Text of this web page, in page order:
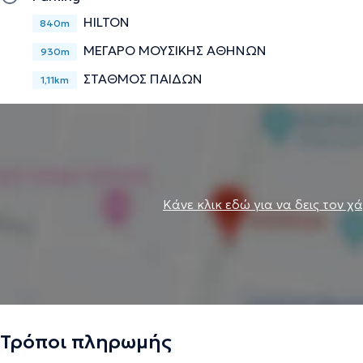
840m HILTON
930m ΜΕΓΑΡΟ ΜΟΥΣΙΚΗΣ ΑΘΗΝΩΝ
1,11km ΣΤΑΘΜΟΣ ΠΑΙΔΩΝ
Κάνε κλικ εδώ για να δεις τον
Τρόποι πληρωμής